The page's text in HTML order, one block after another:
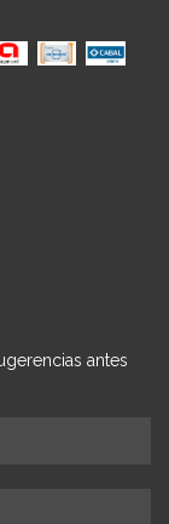
antes